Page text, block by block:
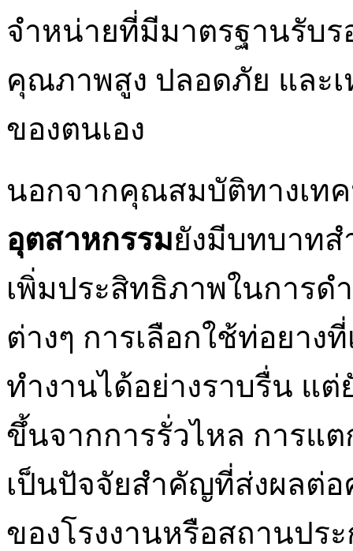
จำหน่ายที่มีมาตรฐานรับร
คุณภาพสูง ปลอดภัย และ
ของตนเอง
นอกจากคุณสมบัติทางเท
อุตสาหกรรมยังมีบทบาท
เพิ่มประสิทธิภาพในการด
ต่างๆ การเลือกใช้ท่อยาง
ทำงานได้อย่างราบรื่น แ
ขึ้นจากการรั่วไหล การแ
เป็นปัจจัยสำคัญที่ส่งผลต่
ของโรงงานหรือสถานปร